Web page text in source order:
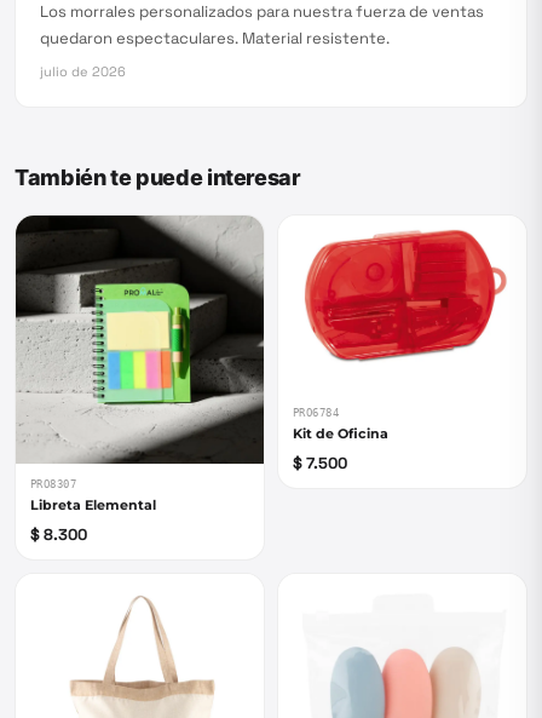
Los morrales personalizados para nuestra fuerza de ventas
quedaron espectaculares. Material resistente.
julio de 2026
También te puede interesar
PRO8307
Libreta Elemental
$ 8.300
PRO6784
Kit de Oficina
$ 7.500